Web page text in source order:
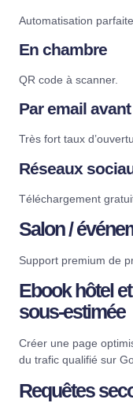
Automatisation parfaite.
En chambre
QR code à scanner.
Par email
Très fort taux
Réseaux
Téléchargement
Salon /
Support premium de
Ebook hôtel
sous-estimée
Créer une page
du trafic qualifié sur
Requêtes